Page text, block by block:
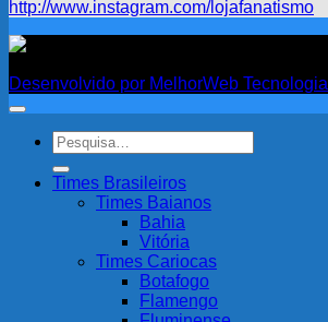
http://www.instagram.com/lojafanatismo
Desenvolvido por MelhorWeb Tecnologia
Pesquisar
por:
Times Brasileiros
Times Baianos
Bahia
Vitória
Times Cariocas
Botafogo
Flamengo